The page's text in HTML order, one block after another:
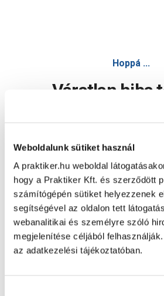
Weboldalunk sütiket használ
A praktiker.hu weboldal
hogy a Praktiker Kft. és szerződött
számítógépén sütiket helyezzenek
segítségével az oldalon tett
webanalitikai és személyre szóló
megjelenítése céljából
az adatkezelési tájékoztatóban.
Hoppá ...
Váratlan hiba
Oldal újratöltése